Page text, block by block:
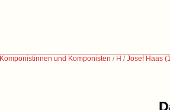
Komponistinnen und Komponisten / H /Josef Haas